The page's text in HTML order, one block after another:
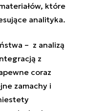
które
analityka.
– z analizą
z
coraz
zamachy i